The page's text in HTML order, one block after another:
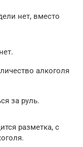
нет, вместо
алкоголя
за руль.
разметка, с